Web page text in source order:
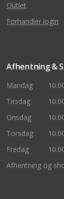
Outlet
Forhandler login
Afhentning &
Mandag
Tirsdag
Onsdag
Torsdag
Fredag
Afhentning og